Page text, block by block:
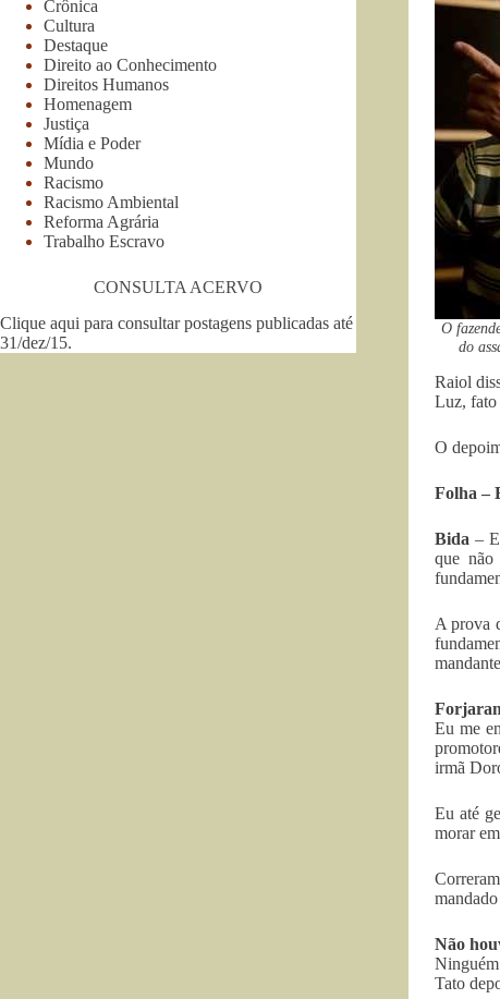
O
do
Raiol
Luz, fato
O
Folha –
Bida –
que não
A prova
Eu me
irmã
Eu até
morar
Não
Tato
Crônica
Cultura
Destaque
Direito ao Conhecimento
Direitos Humanos
Homenagem
Justiça
Mídia e Poder
Mundo
Racismo
Racismo Ambiental
Reforma Agrária
Trabalho Escravo
CONSULTA ACERVO
Clique aqui para consultar postagens publicadas até
31/dez/15.